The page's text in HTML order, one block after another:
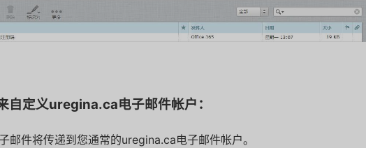
自定义uregina.ca电子邮件帐户：
邮件将传递到您通常的uregina.ca电子邮件帐户。